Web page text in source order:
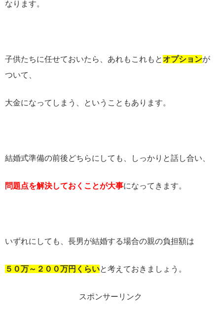
なります。
子供たちに任せておいたら、あれもこれもと オプションが
ついて、
大金になってしまう、ということもあります。
結婚式準備の前後どちらにしても、しっかりと話し合い、
問題点を解決しておくことが大事になってきます。
いずれにしても、長男が結婚する場合の親の負担額は
５０万～２００万円くらいと考えておきましょう。
スポンサーリンク